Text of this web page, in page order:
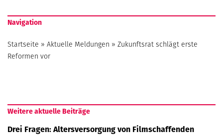
Navigation
Startseite » Aktuelle Meldungen » Zukunftsrat schlägt erste
Reformen vor
Weitere aktuelle Beiträge
Drei Fragen: Altersversorgung von Filmschaffenden